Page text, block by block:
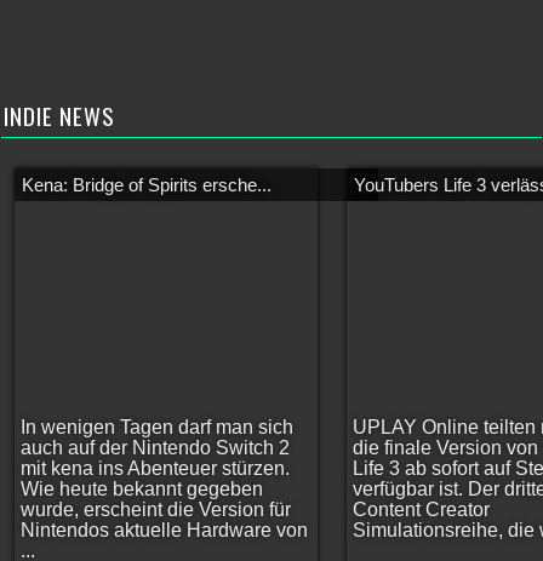
INDIE NEWS
Kena: Bridge of Spirits ersche...
In wenigen Tagen darf man sich
auch auf der Nintendo Switch 2
mit kena ins Abenteuer stürzen.
Wie heute bekannt gegeben
wurde, erscheint die Version für
Nintendos aktuelle Hardware von
...
YouTubers Life 3
UPLAY Online teilten
die finale Version von
Life 3 ab sofort auf
verfügbar ist. Der
Content Creator
Simulationsreihe, die